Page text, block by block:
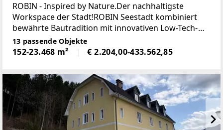
ROBIN - Inspired by Nature.Der nachhaltigste
Workspace der Stadt!ROBIN Seestadt kombiniert
bewährte Bautradition mit innovativen Low-Tech-
Lösungen und bietet in diesem neuen
umweltfreundlichen & kosteneffizienten Ensemble
13 passende Objekte
152-23.468 m² € 2.204,00-433.562,85